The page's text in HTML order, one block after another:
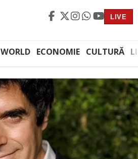
LIVE
WORLD ECONOMIE CULTURĂ